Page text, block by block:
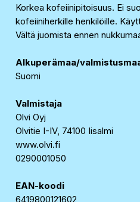
Korkea kofeiinipitoisuus. Ei
kofeiiniherkille henkilöille.
Vältä juomista ennen
Alkuperämaa/
Suomi
Valmistaja
Olvi Oyj
Olvitie I-IV, 74100 Iisalmi
www.olvi.fi
0290001050
EAN-koodi
6419800121602